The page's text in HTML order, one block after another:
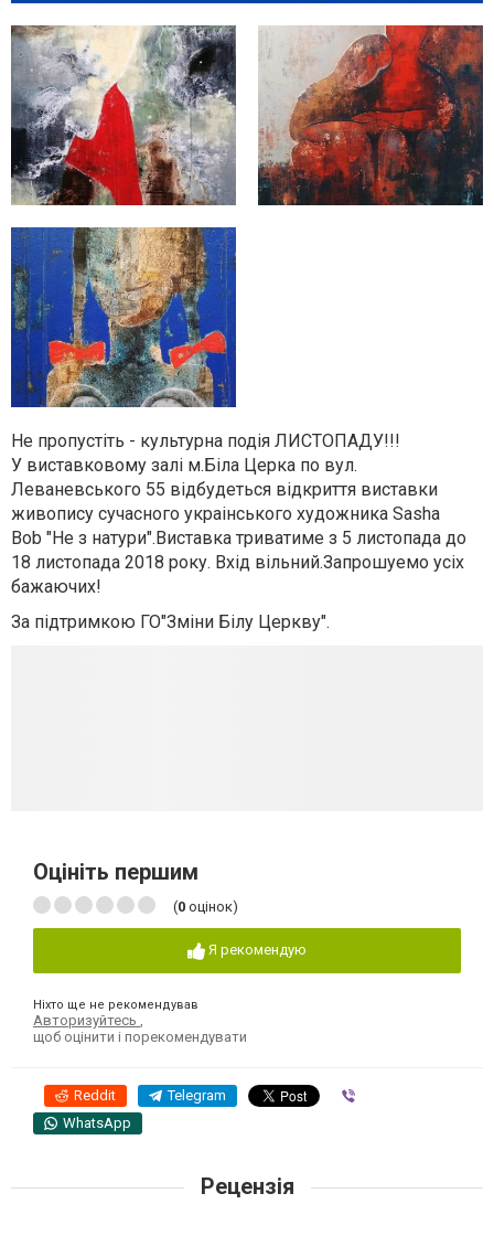
Не пропустiть - культурна подія ЛИСТОПАДУ!!!
У виставковому залi м.Бiла Церка по вул.
Леваневського 55 вiдбудеться вiдкриття виставки
живопису сучасного украiнського художника Sasha
Bob "Не з натури".Виставка триватиме з 5 листопада до
18 листопада 2018 року. Вхiд вiльний.Запрошуемо усiх
бажаючих!
За пiдтримкою ГО"Змiни Бiлу Церкву".
Оцініть першим
(0 оцінок)
Я рекомендую
Ніхто ще не рекомендував
Авторизуйтесь
щоб оцінити і порекомендувати
Reddit Telegram
WhatsApp
Рецензія